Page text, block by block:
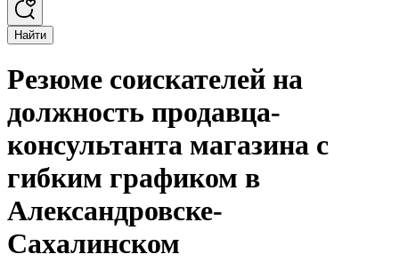
Найти
Резюме соискателей на
должность продавца-
консультанта магазина с
гибким графиком в
Александровске-
Сахалинском